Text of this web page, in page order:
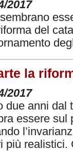
2017
del
la
2017
due anni dal
essere sul
più